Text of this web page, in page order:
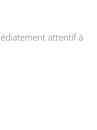
attentif à